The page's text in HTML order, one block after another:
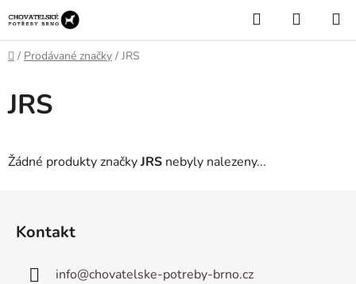
na
obsah
Hledat
KOŠÍK
Domů
/ Prodávané značky / JRS
JRS
Žádné produkty značkyJRS nebyly nalezeny...
Kontakt
info@chovatelske-potreby-brno.cz